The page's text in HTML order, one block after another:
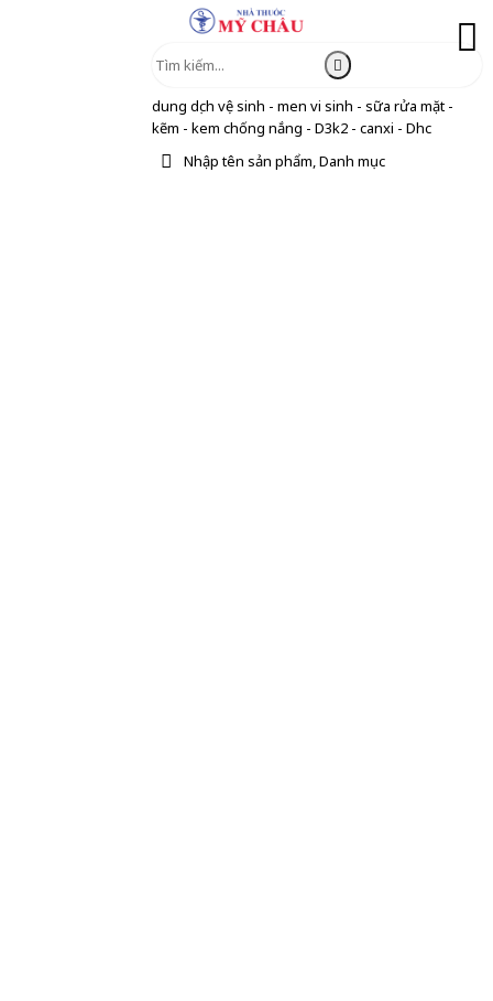
dung dịch vệ sinh - men vi sinh - sữa rửa mặt -
kẽm - kem chống nắng - D3k2 - canxi - Dhc
Nhập tên sản phẩm, Danh mục